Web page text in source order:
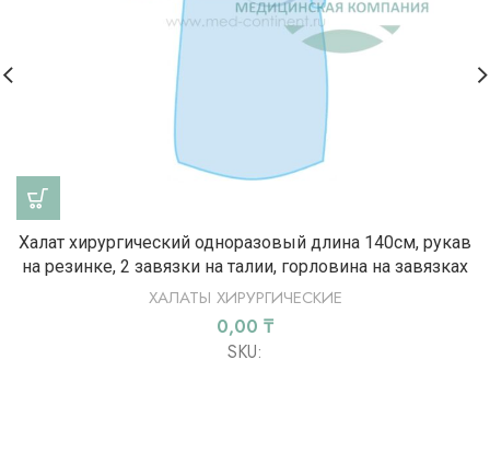
Халат хирургический одноразовый длина 140см, рукав
на резинке, 2 завязки на талии, горловина на завязках
ХАЛАТЫ ХИРУРГИЧЕСКИЕ
0,00 ₸
SKU: